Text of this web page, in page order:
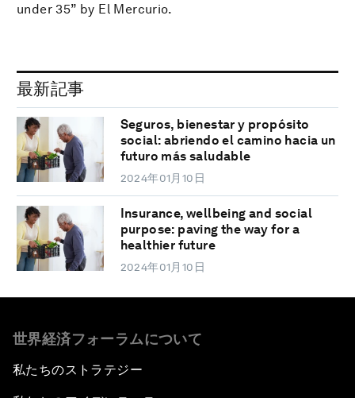
under 35” by El Mercurio.
最新記事
Seguros, bienestar y propósito
social: abriendo el camino hacia un
futuro más saludable
2024年01月10日
Insurance, wellbeing and social
purpose: paving the way for a
healthier future
2024年01月10日
世界経済フォーラムについて
私たちのストラテジー